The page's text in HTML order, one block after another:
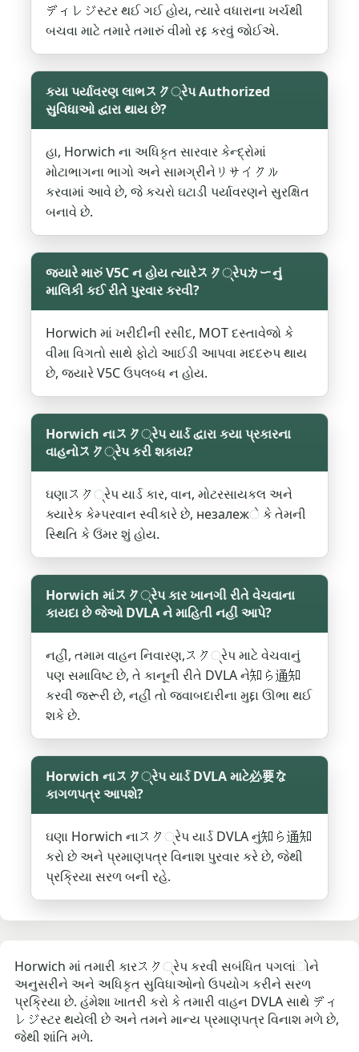
ディレジસ્ટર થઈ ગઈ હોય, ત્યારે વધારાના ખર્ચથી
બચવા માટે તમારે તમારું વીમો રદ્દ કરવું જોઈએ.
કયા પર્યાવરણ લાભスク્રેપ Authorized
સુવિધાઓ દ્વારા થાય છે?
હા, Horwich ના અધિકૃત સારવાર કેન્દ્રોમાં
મોટાભાગના ભાગો અને સામગ્રીનેリサイクル
કરવામાં આવે છે, જે કચરો ઘટાડી પર્યાવરણને સુરક્ષિત
બનાવે છે.
જ્યારે મારું V5C ન હોય ત્યારેスク્રેપカーનું
માલિકી કઈ રીતે પુરવાર કરવી?
Horwich માં ખરીદીની રસીદ, MOT દસ્તાવેજો કે
વીમા વિગતો સાથે ફોટો આઈડી આપવા મદદરુપ થાય
છે, જ્યારે V5C ઉપલબ્ધ ન હોય.
Horwich નાスク્રેપ યાર્ડ દ્વારા કયા પ્રકારના
વાહનોスク્રેપ કરી શકાય?
ઘણાスク્રેપ યાર્ડ કાર, વાન, મોટરસાયકલ અને
ક્યારેક કેમ્પરવાન સ્વીકારે છે, незалежે કે તેમની
સ્થિતિ કે ઉંમર શું હોય.
Horwich માંスク્રેપ કાર ખાનગી રીતે વેચવાના
કાયદા છે જેઓ DVLA ને માહિતી નહીં આપે?
નહીં, તમામ વાહન નિવારણ,スク્રેપ માટે વેચવાનું
પણ સમાવિષ્ટ છે, તે કાનૂની રીતે DVLA ને知ら通知
કરવી જરૂરી છે, નહીં તો જવાબદારીના મુદ્દા ઊભા થઈ
શકે છે.
Horwich નાスク્રેપ યાર્ડ DVLA માટે必要な
કાગળપત્ર આપશે?
ઘણા Horwich નાスク્રેપ યાર્ડ DVLA નું知ら通知
કરો છે અને પ્રમાણપત્ર વિનાશ પુરવાર કરે છે, જેથી
પ્રક્રિયા સરળ બની રહે.
Horwich માં તમારી કારスク્રેપ કરવી સબંધિત પગલાંોને
અનુસરીને અને અધિકૃત સુવિધાઓનો ઉપયોગ કરીને સરળ
પ્રક્રિયા છે. હંમેશા ખાતરી કરો કે તમારી વાહન DVLA સાથે ディ
レジસ્ટર થયેલી છે અને તમને માન્ય પ્રમાણપત્ર વિનાશ મળે છે,
જેથી શાંતિ મળે.